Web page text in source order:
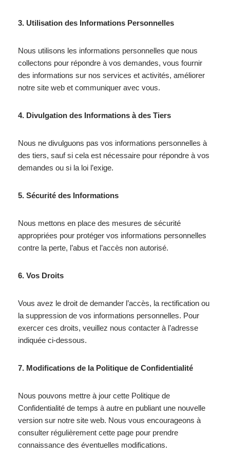
3. Utilisation des Informations Personnelles
Nous utilisons les informations personnelles que nous
collectons pour répondre à vos demandes, vous fournir
des informations sur nos services et activités, améliorer
notre site web et communiquer avec vous.
4. Divulgation des Informations à des Tiers
Nous ne divulguons pas vos informations personnelles à
des tiers, sauf si cela est nécessaire pour répondre à vos
demandes ou si la loi l’exige.
5. Sécurité des Informations
Nous mettons en place des mesures de sécurité
appropriées pour protéger vos informations personnelles
contre la perte, l’abus et l’accès non autorisé.
6. Vos Droits
Vous avez le droit de demander l’accès, la rectification ou
la suppression de vos informations personnelles. Pour
exercer ces droits, veuillez nous contacter à l’adresse
indiquée ci-dessous.
7. Modifications de la Politique de Confidentialité
Nous pouvons mettre à jour cette Politique de
Confidentialité de temps à autre en publiant une nouvelle
version sur notre site web. Nous vous encourageons à
consulter régulièrement cette page pour prendre
connaissance des éventuelles modifications.